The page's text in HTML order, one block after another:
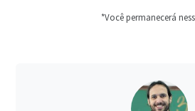
*Você permanecerá